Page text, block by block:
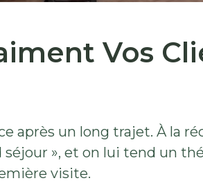
Vos
après un long trajet. À la
», et on lui tend un
visite.